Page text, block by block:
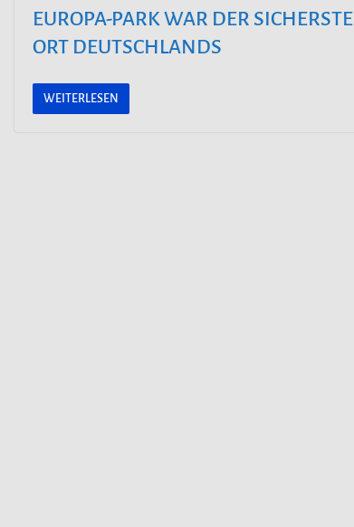
EUROPA-PARK WAR DER SICHERSTE
ORT DEUTSCHLANDS
WEITERLESEN